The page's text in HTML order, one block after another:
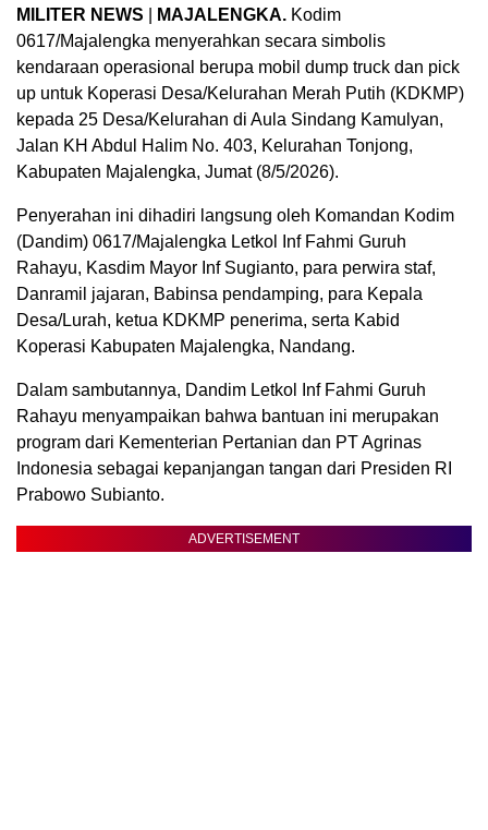
MILITER NEWS MAJALENGKA. Kodim
0617/Majalengka menyerahkan secara simbolis
kendaraan operasional berupa mobil dump truck dan pick
up untuk Koperasi Desa/Kelurahan Merah Putih (KDKMP)
kepada 25 Desa/Kelurahan di Aula Sindang Kamulyan,
Jalan KH Abdul Halim No. 403, Kelurahan Tonjong,
Kabupaten Majalengka, Jumat (8/5/2026).
Penyerahan ini dihadiri langsung oleh Komandan Kodim
(Dandim) 0617/Majalengka Letkol Inf Fahmi Guruh
Rahayu, Kasdim Mayor Inf Sugianto, para perwira staf,
Danramil jajaran, Babinsa pendamping, para Kepala
Desa/Lurah, ketua KDKMP penerima, serta Kabid
Koperasi Kabupaten Majalengka, Nandang.
Dalam sambutannya, Dandim Letkol Inf Fahmi Guruh
Rahayu menyampaikan bahwa bantuan ini merupakan
program dari Kementerian Pertanian dan PT Agrinas
Indonesia sebagai kepanjangan tangan dari Presiden RI
Prabowo Subianto.
ADVERTISEMENT